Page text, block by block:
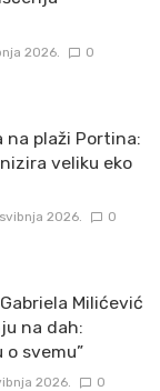
2026. 0
na plaži Portina:
veliku eko
2026. 0
Gabriela Milićević
na dah:
o svemu”
2026. 0